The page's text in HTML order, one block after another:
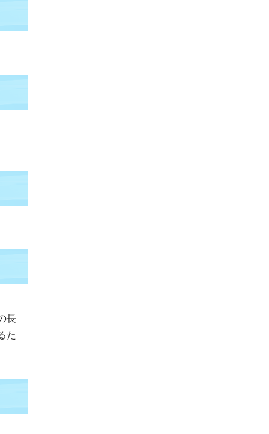
長
た